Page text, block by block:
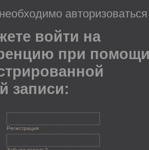
войти на
при
записи:
Регистрация